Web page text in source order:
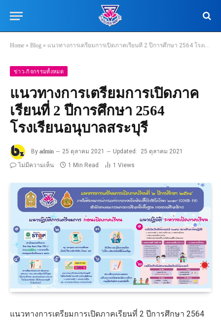
Home » Blog » แนวทางการเตรียมการเปิดภาคเรียนที่ 2 ปีการศึกษา 2564 โรงเรียนอนุบาลสระบุรี
ข่าว-กิจกรรมทั้งหมด
แนวทางการเตรียมการเปิดภาค
เรียนที่ 2 ปีการศึกษา 2564
โรงเรียนอนุบาลสระบุรี
By admin 25 ตุลาคม 2021 Updated:
25 ตุลาคม 2021
ไม่มีความเห็น
1 Min Read 1 Views
แนวทางการเตรียมการเปิดภาคเรียนที่ 2 ปีการศึกษา 2564